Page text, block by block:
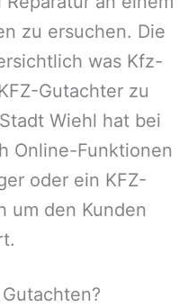
zu ersuchen. Die
was Kfz-
Gutachter zu
Wiehl hat bei
Online-Funktionen
oder ein KFZ-
um den Kunden